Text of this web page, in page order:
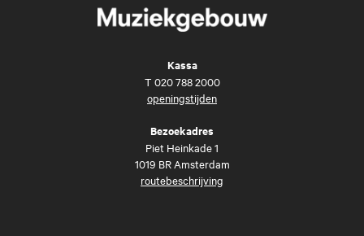
Kassa
T 020 788 2000
openingstijden
Bezoekadres
Piet Heinkade 1
1019 BR Amsterdam
routebeschrijving